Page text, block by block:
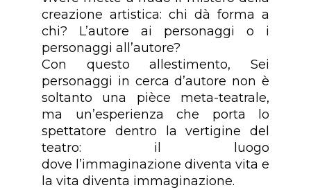
creazione artistica: chi dà forma a
chi? L’autore ai personaggi o i
personaggi all’autore?
Con questo allestimento, Sei
personaggi in cerca d’autore non è
soltanto una pièce meta-teatrale,
ma un’esperienza che porta lo
spettatore dentro la vertigine del
teatro: il luogo
dove l’immaginazione diventa vita e
la vita diventa immaginazione.